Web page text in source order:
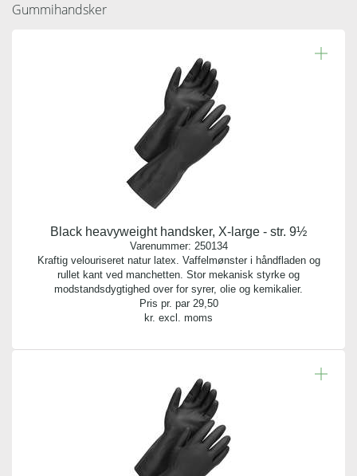
Antal pr. kolli:
12
Vægt gram:
0.085 gr
Antal pr. palle:
Indhold:
1 par
Gummihandsker
Black heavyweight handsker, X-large - str. 9½
Varenummer: 250134
Kraftig velouriseret natur latex. Vaffelmønster i håndfladen og
rullet kant ved manchetten. Stor mekanisk styrke og
modstandsdygtighed over for syrer, olie og kemikalier.
Pris pr. par 29,50
kr. excl. moms